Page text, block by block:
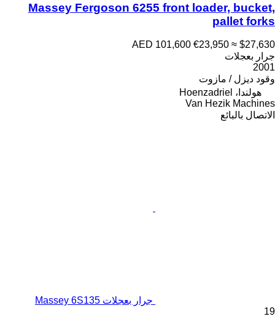
Massey Fergoson 6255 front loader, bucket,
pallet forks
AED 101,600 €23,950 ≈ $27,630
جرار بعجلات
2001
وقود ديزل / مازوت
هولندا، Hoenzadriel
Van Hezik Machines
الاتصال بالبائع
جرار بعجلات Massey 6S135
19